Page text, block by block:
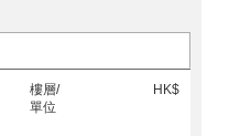
樓層/
單位
HK$